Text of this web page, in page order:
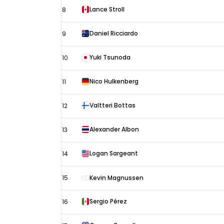
8 Lance Stroll
9 Daniel Ricciardo
10 Yuki Tsunoda
11 Nico Hulkenberg
12 Valtteri Bottas
13 Alexander Albon
14 Logan Sargeant
15 Kevin Magnussen
16 Sergio Pérez